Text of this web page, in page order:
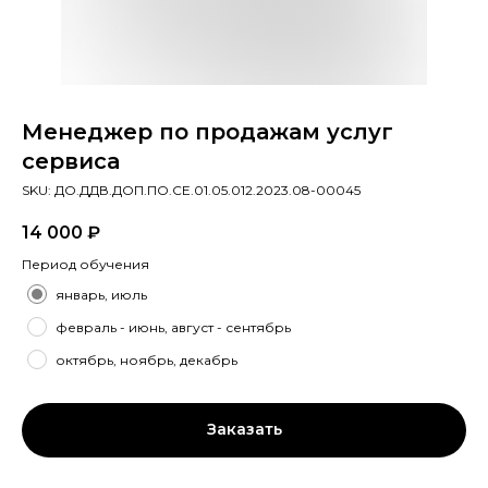
Менеджер по продажам услуг
сервиса
SKU: ДО.ДДВ.ДОП.ПО.СЕ.01.05.012.2023.08-00045
14 000 ₽
Период обучения
январь, июль
февраль - июнь, август - сентябрь
октябрь, ноябрь, декабрь
Заказать